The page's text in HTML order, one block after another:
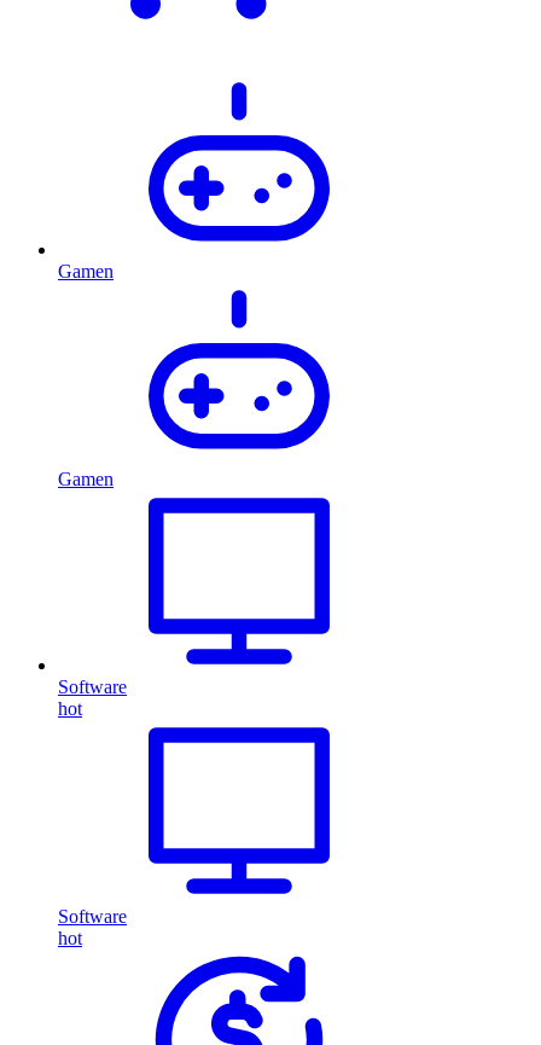
Gamen
Gamen
Software
hot
Software
hot